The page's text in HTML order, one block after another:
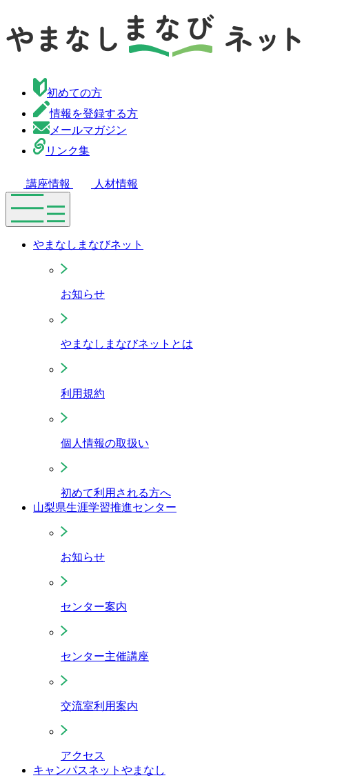
初めての方
情報を登録する方
メールマガジン
リンク集
講座情報 人材情報
やまなしまなびネット
お知らせ
やまなしまなびネットとは
利用規約
個人情報の取扱い
初めて利用される方へ
山梨県生涯学習推進センター
お知らせ
センター案内
センター主催講座
交流室利用案内
アクセス
キャンパスネットやまなし